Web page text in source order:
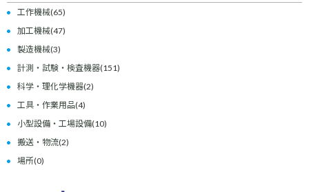
工作機械(65)
加工機械(47)
製造機械(3)
計測・試験・検査機器(151)
科学・理化学機器(2)
工具・作業用品(4)
小型設備・工場設備(10)
搬送・物流(2)
場所(0)